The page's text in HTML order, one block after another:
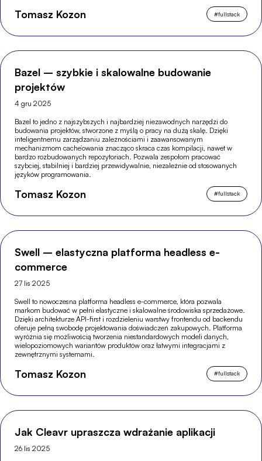
Tomasz Kozon #fullstack
Bazel – szybkie i skalowalne budowanie
projektów
4 gru 2025
Bazel to jedno z najszybszych i najbardziej niezawodnych narzędzi do
budowania projektów, stworzone z myślą o pracy na dużą skalę. Dzięki
inteligentnemu zarządzaniu zależnościami i zaawansowanym
mechanizmom cache’owania znacząco skraca czas kompilacji, nawet w
bardzo rozbudowanych repozytoriach. Pozwala zespołom pracować
szybciej, stabilniej i bardziej przewidywalnie, niezależnie od stosowanych
języków programowania.
Tomasz Kozon #fullstack
Swell – elastyczna platforma headless e-
commerce
27 lis 2025
Swell to nowoczesna platforma headless e-commerce, która pozwala
markom budować w pełni elastyczne i skalowalne środowiska sprzedażowe.
Dzięki architekturze API-first i rozdzieleniu warstwy frontendu od backendu
oferuje pełną swobodę projektowania doświadczeń zakupowych. Platforma
wyróżnia się możliwością tworzenia niestandardowych modeli danych,
wielopoziomowych wariantów produktów oraz łatwymi integracjami z
zewnętrznymi systemami.
Tomasz Kozon #fullstack
Jak Cleavr upraszcza wdrażanie aplikacji
26 lis 2025